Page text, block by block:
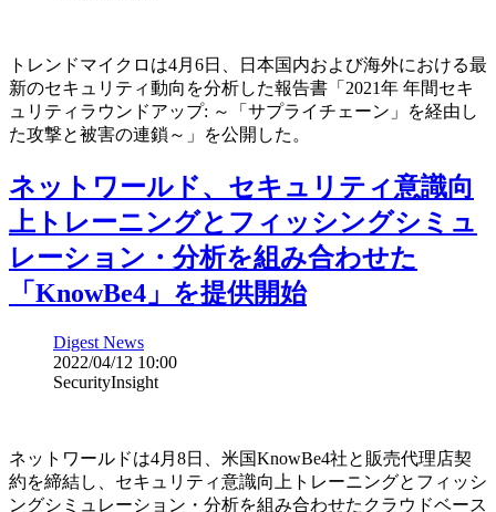
トレンドマイクロは4月6日、日本国内および海外における最
新のセキュリティ動向を分析した報告書「2021年 年間セキ
ュリティラウンドアップ: ～「サプライチェーン」を経由し
た攻撃と被害の連鎖～」を公開した。
ネットワールド、セキュリティ意識向
上トレーニングとフィッシングシミュ
レーション・分析を組み合わせた
「KnowBe4」を提供開始
Digest News
2022/04/12 10:00
SecurityInsight
ネットワールドは4月8日、米国KnowBe4社と販売代理店契
約を締結し、セキュリティ意識向上トレーニングとフィッシ
ングシミュレーション・分析を組み合わせたクラウドベース